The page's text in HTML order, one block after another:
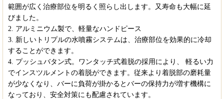
範囲が広く治療部位を明るく照らし出します。又寿命も大幅に延
びました。
2. アルミニウム製で、軽量なハンドピース
3. 新しいトリプルの水噴霧システムは、治療部位を効果的に冷却
することができます。
4. プッシュバタン式。ワンタッチ式着脱の採用により、 軽るい力
でインスツルメントの着脱ができます。従来より着脱部の磨耗量
が少なくなり、バーに負荷が掛かるとバーの保持力が増す機構に
なっており、安全対策にも配慮されています。